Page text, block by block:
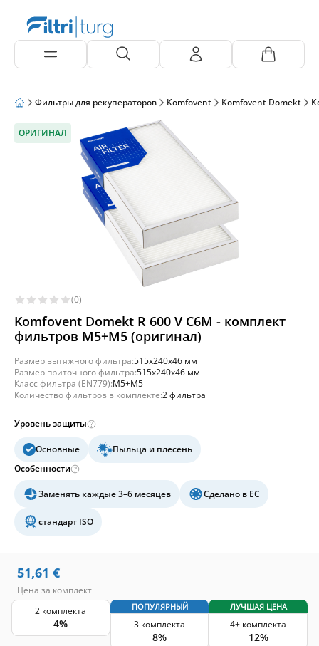
Фильтры для рекуператоров Komfovent Komfovent Domekt
ОРИГИНАЛ
(0)
Komfovent Domekt R 600 V C6M - комплект
фильтров M5+M5 (оригинал)
Размер вытяжного фильтра:515x240x46 мм
Размер приточного фильтра:515x240x46 мм
Класс фильтра (EN779):M5+M5
Количество фильтров в комплекте:2 фильтра
Уровень защиты
Основные
Пыльца и плесень
Особенности
Заменять каждые 3–6 месяцев Сделано в ЕС
стандарт ISO
51,61 €
Цена за комплект
2 комплекта
4%
ПОПУЛЯРНЫЙ
3 комплекта
8%
ЛУЧШАЯ ЦЕНА
4+ комплекта
12%